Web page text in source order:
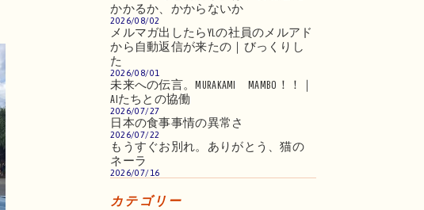
かかるか、かからないか
2026/08/02
メルマガ出したらYLの社員のメルアド
から自動返信が来たの｜びっくりし
た
2026/08/01
未来への伝言。MURAKAMI MAMBO！！｜
AIたちとの協働
2026/07/27
日本の食事事情の異常さ
2026/07/22
もうすぐお別れ。ありがとう、猫の
ネーラ
2026/07/16
カテゴリー